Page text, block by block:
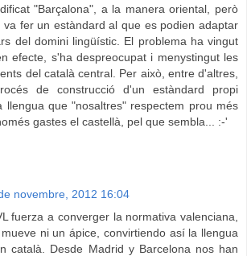
"Barçalona", a la manera oriental, però
va fer un estàndard al que es podien adaptar
del domini lingüístic. El problema ha vingut
efecte, s'ha despreocupat i menystingut les
del català central. Per això, entre d'altres,
de construcció d'un estàndard propi
llengua que "nosaltres" respectem prou més
gastes el castellà, pel que sembla... :-'
novembre, 2012 16:04
fuerza a converger la normativa valenciana,
ni un ápice, convirtiendo así la llengua
català. Desde Madrid y Barcelona nos han